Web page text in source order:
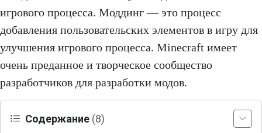
игрового процесса. Моддинг — это процесс
добавления пользовательских элементов в игру для
улучшения игрового процесса. Minecraft имеет
очень преданное и творческое сообщество
разработчиков для разработки модов.
Содержание (8)